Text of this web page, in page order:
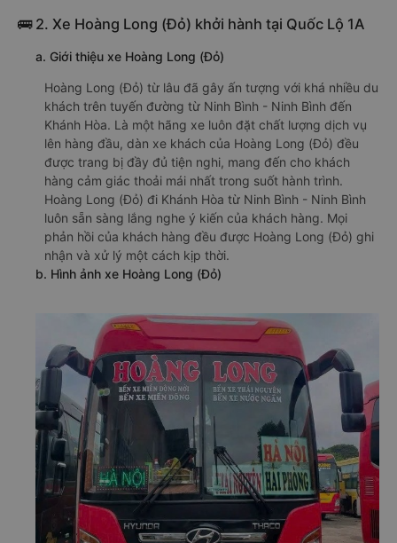
🚌 2. Xe Hoàng Long (Đỏ) khởi hành tại Quốc Lộ 1A
a. Giới thiệu xe Hoàng Long (Đỏ)
Hoàng Long (Đỏ) từ lâu đã gây ấn tượng với khá nhiều du
khách trên tuyến đường từ Ninh Bình - Ninh Bình đến
Khánh Hòa. Là một hãng xe luôn đặt chất lượng dịch vụ
lên hàng đầu, dàn xe khách của Hoàng Long (Đỏ) đều
được trang bị đầy đủ tiện nghi, mang đến cho khách
hàng cảm giác thoải mái nhất trong suốt hành trình.
Hoàng Long (Đỏ) đi Khánh Hòa từ Ninh Bình - Ninh Bình
luôn sẵn sàng lắng nghe ý kiến của khách hàng. Mọi
phản hồi của khách hàng đều được Hoàng Long (Đỏ) ghi
nhận và xử lý một cách kịp thời.
b. Hình ảnh xe Hoàng Long (Đỏ)